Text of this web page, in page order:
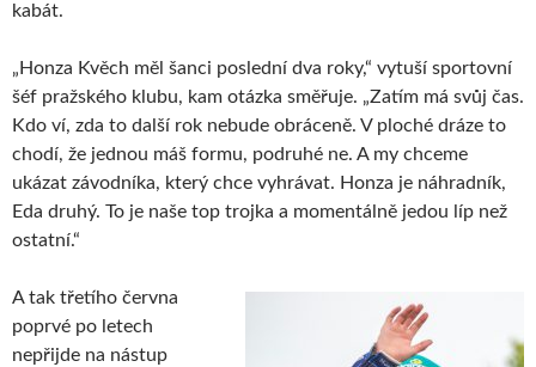
kabát.
„Honza Kvěch měl šanci poslední dva roky,“ vytuší sportovní
šéf pražského klubu, kam otázka směřuje. „Zatím má svůj čas.
Kdo ví, zda to další rok nebude obráceně. V ploché dráze to
chodí, že jednou máš formu, podruhé ne. A my chceme
ukázat závodníka, který chce vyhrávat. Honza je náhradník,
Eda druhý. To je naše top trojka a momentálně jedou líp než
ostatní.“
A tak třetího června
poprvé po letech
nepřijde na nástup